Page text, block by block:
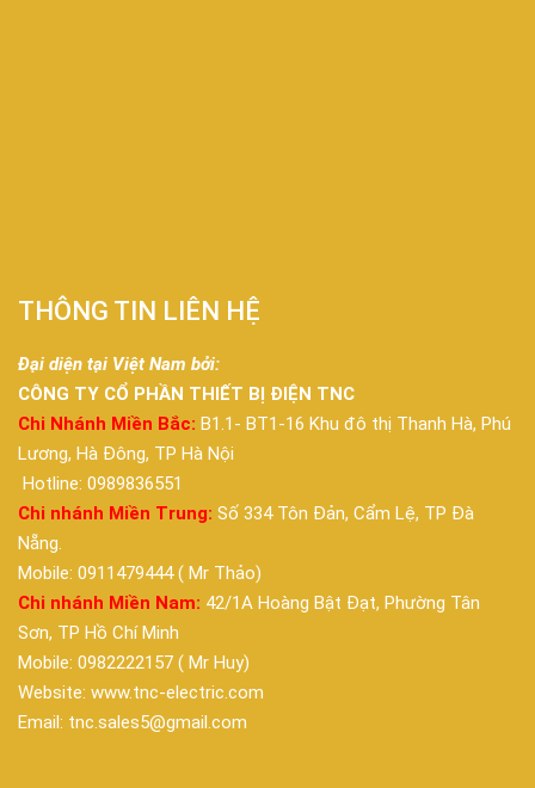
THÔNG TIN LIÊN HỆ
Đại diện tại Việt Nam bởi:
CÔNG TY CỔ PHẦN THIẾT BỊ ĐIỆN TNC
Chi Nhánh Miền Bắc: B1.1- BT1-16 Khu đô thị Thanh Hà, Phú
Lương, Hà Đông, TP Hà Nội
Hotline: 0989836551
Chi nhánh Miền Trung: Số 334 Tôn Đản, Cẩm Lệ, TP Đà
Nẵng.
Mobile: 0911479444 ( Mr Thảo)
Chi nhánh Miền Nam: 42/1A Hoàng Bật Đạt, Phường Tân
Sơn, TP Hồ Chí Minh
Mobile: 0982222157 ( Mr Huy)
Website: www.tnc-electric.com
Email: tnc.sales5@gmail.com